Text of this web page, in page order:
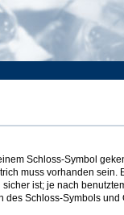
Schloss-Symbol
muss vorhanden sein.
ist; je nach
Schloss-Symbols